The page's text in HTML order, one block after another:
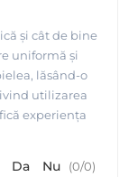
și cât de bine
uniformă și
lăsând-o
utilizarea
experiența
Da Nu (0/0)